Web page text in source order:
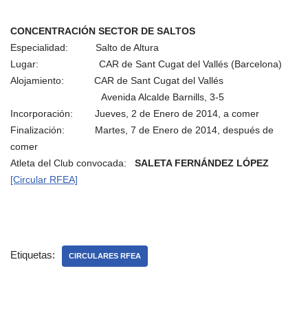
CONCENTRACIÓN SECTOR DE SALTOS
Especialidad: Salto de Altura
Lugar: CAR de Sant Cugat del Vallés (Barcelona)
Alojamiento: CAR de Sant Cugat del Vallés
Avenida Alcalde Barnills, 3-5
Incorporación: Jueves, 2 de Enero de 2014, a comer
Finalización: Martes, 7 de Enero de 2014, después de
comer
Atleta del Club convocada: SALETA FERNÁNDEZ LÓPEZ
[Circular RFEA]
Etiquetas: CIRCULARES RFEA